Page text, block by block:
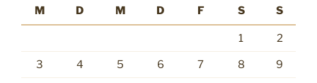
M
D M D F S S
1 2
3 4 5 6 7 8 9